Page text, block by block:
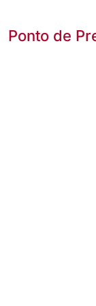
Ponto de